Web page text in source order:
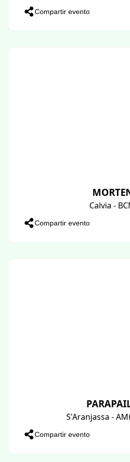
Compartir evento
Calvia -
Compartir evento
S'Aranjassa -
Compartir evento